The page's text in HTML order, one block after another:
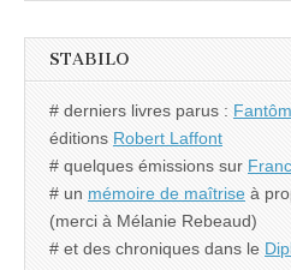
STABILO
# derniers livres parus :
éditions Robert Laffont
# quelques émissions sur
# un mémoire de maîtrise à
(merci à Mélanie Rebeaud)
# et des chroniques dans le